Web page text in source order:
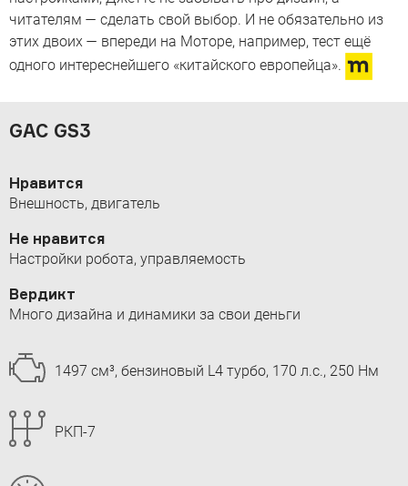
читателям — сделать свой выбор. И не обязательно из
этих двоих — впереди на Моторе, например, тест ещё
одного интереснейшего «китайского европейца».
GAC GS3
Нравится
Внешность, двигатель
Не нравится
Настройки робота, управляемость
Вердикт
Много дизайна и динамики за свои деньги
1497 см³, бензиновый L4 турбо, 170 л.с., 250 Нм
РКП-7